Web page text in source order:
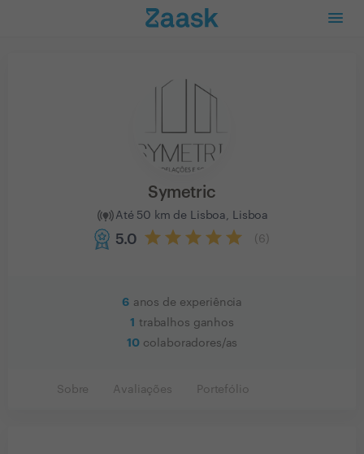
Symetric
Até 50 km de Lisboa, Lisboa
5.0 6
6 anos de experiência
1 trabalhos ganhos
10 colaboradores/as
Sobre Avaliações Portefólio